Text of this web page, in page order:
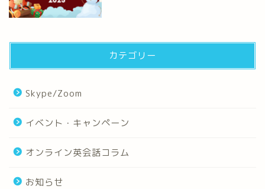
カテゴリー
Skype/Zoom
イベント・キャンペーン
オンライン英会話コラム
お知らせ